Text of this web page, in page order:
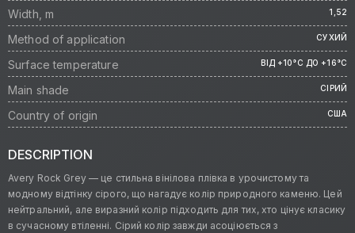
Width, m 1,52
Method of application СУХИЙ
Surface temperature ВІД +10°C ДО +16°C
Main shade СІРИЙ
Country of origin США
DESCRIPTION
Avery Rock Grey — це стильна вінілова плівка в урочистому та
модному відтінку сірого, що нагадує колір природного каменю. Цей
нейтральний, але виразний колір підходить для тих, хто цінує класику
в сучасному втіленні. Сірий колір завжди асоціюється з